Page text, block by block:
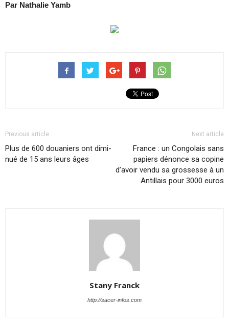
Par Nathalie Yamb
Previous article
Plus de 600 doua­niers ont di­mi­
nué de 15 ans leurs âges
Next article
France : un Congolais sans
papiers dénonce sa copine
d’avoir vendu sa grossesse à un
Antillais pour 3000 euros
Stany Franck
http://sacer-infos.com